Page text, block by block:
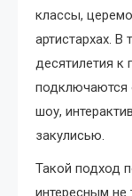
классы,
артистархах.
десятилетия
подключаются
шоу,
закулисью.
Такой подход
интересным не